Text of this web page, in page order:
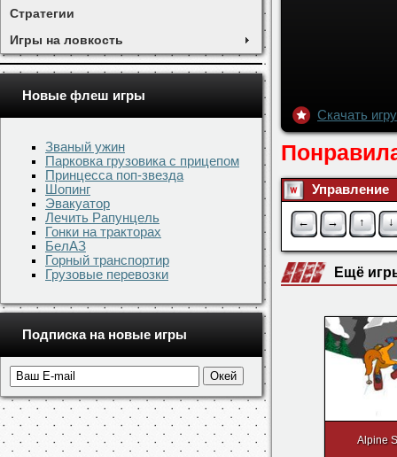
Стратегии
Игры на ловкость
Новые флеш игры
Званый ужин
Парковка грузовика с прицепом
Принцесса поп-звезда
Шопинг
Эвакуатор
Лечить Рапунцель
Гонки на тракторах
БелАЗ
Горный транспортир
Грузовые перевозки
Подписка на новые игры
Управление
← → ↑ ↓